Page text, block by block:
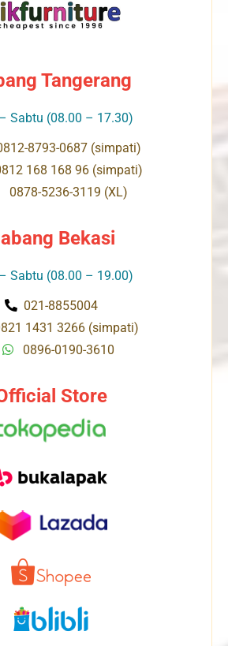
Tangerang
Sabtu (08.00 – 17.30)
8793-0687 (simpati)
168 168 96 (simpati)
0878-5236-3119 (XL)
Bekasi
Sabtu (08.00 – 19.00)
021-8855004
1431 3266 (simpati)
0896-0190-3610
Store